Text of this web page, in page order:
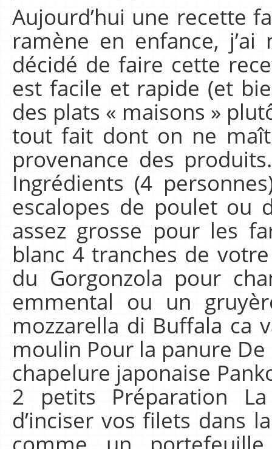
Aujourd’hui une recette
ramène en enfance, j’ai
décidé de faire cette
est facile et rapide (et
des plats « maisons »
tout fait dont on ne
provenance des
Ingrédients (4
escalopes de poulet ou
assez grosse pour les
blanc 4 tranches de
du Gorgonzola pour
emmental ou un
mozzarella di Buffala ca
moulin Pour la panure De
chapelure japonaise
2 petits Préparation
d’inciser vos filets dans